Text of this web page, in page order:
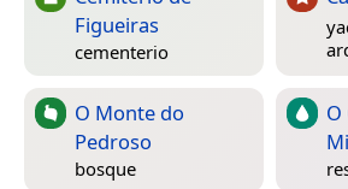
Figueiras
cementerio
O Monte do
Pedroso
bosque
O